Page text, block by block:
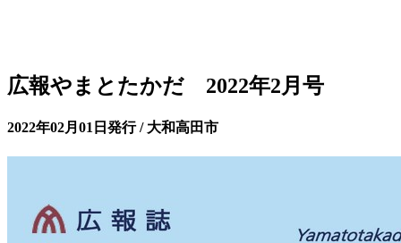
広報やまとたかだ 2022年2月号
2022年02月01日発行 / 大和高田市